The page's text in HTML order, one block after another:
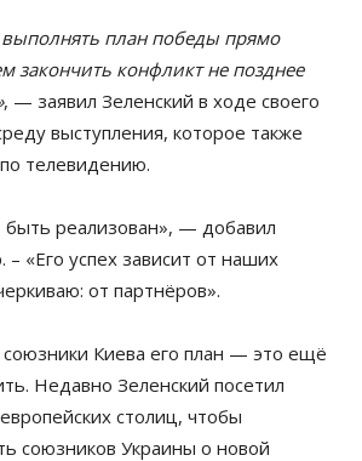
план победы прямо
закончить конфликт не позднее
, — заявил Зеленский в ходе своего
выступления, которое также
телевидению.
быть реализован», — добавил
– «Его успех зависит от наших
от партнёров».
Киева его план — это ещё
Недавно Зеленский посетил
столиц, чтобы
союзников Украины о новой